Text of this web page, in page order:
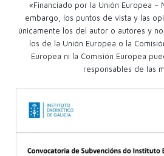
«Financiado por la Unión Europea –
embargo, los puntos de vista y las
únicamente los del autor o autores y
los de la Unión Europea o la
Europea ni la Comisión Europea
responsables de las